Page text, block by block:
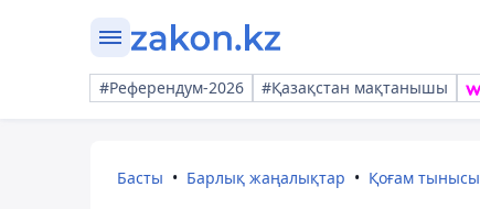
#Референдум-2026 #Қазақстан мақтанышы
Басты Барлық жаңалықтар Қоғам тынысы